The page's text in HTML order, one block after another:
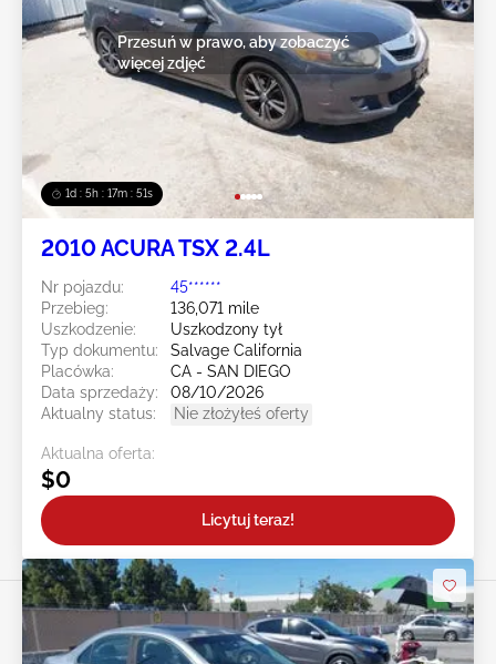
1d : 5h : 17m : 48s
Przesuń w prawo, aby zobaczyć
więcej zdjęć
2010 ACURA TSX 2.4L
Nr pojazdu:
45******
Przebieg:
136,071 mile
Uszkodzenie:
Uszkodzony tył
Typ dokumentu:
Salvage California
Placówka:
CA - SAN DIEGO
Data sprzedaży:
08/10/2026
Aktualny status:
Nie złożyłeś oferty
Aktualna oferta:
$0
Licytuj teraz!